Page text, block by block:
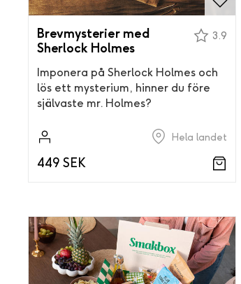
Brevmysterier med
Sherlock Holmes
3.9
Imponera på Sherlock Holmes och
lös ett mysterium, hinner du före
självaste mr. Holmes?
Hela landet
449 SEK